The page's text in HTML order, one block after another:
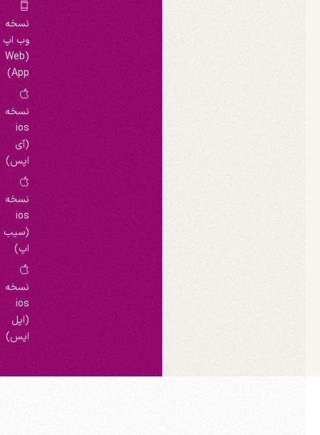
نسخه
وب اپ
(Web
App)
نسخه
اپس)
نسخه
(سیب
اپ)
نسخه
(اپل
اپس)